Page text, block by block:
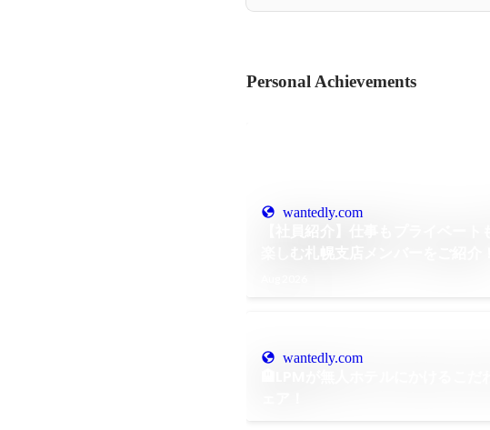
Personal Achievements
wantedly.com
wantedly.com